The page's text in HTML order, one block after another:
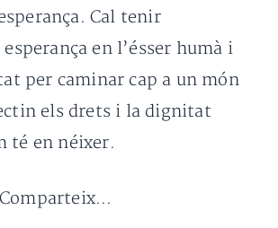
Cal tenir
en l’ésser humà i
per caminar cap a un món
els drets i la dignitat
té en néixer.
Comparteix...